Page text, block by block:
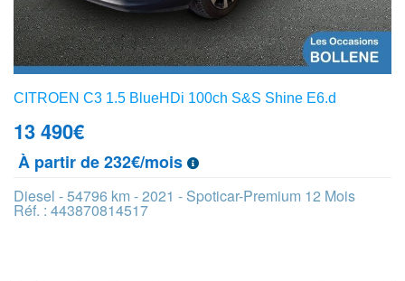
CITROEN C3 1.5 BlueHDi 100ch S&S Shine E6.d
13 490€
À partir de 232€/mois
Diesel - 54796 km - 2021 - Spoticar-Premium 12 Mois
Réf. : 443870814517